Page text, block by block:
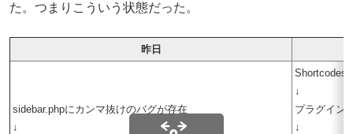
た。つまりこういう状態だった。
昨日
sidebar.phpにカンマ抜けのバグが存在
↓
Shortcodes
↓
プラグイン
↓